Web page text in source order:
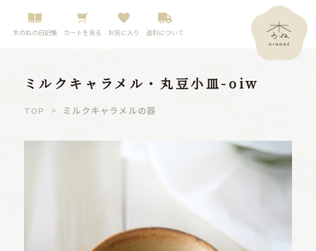
木のねの日記帳 カートを見る お気に入り 送料について
ミルクキャラメル・丸豆小皿-oiw
TOP > ミルクキャラメルの器